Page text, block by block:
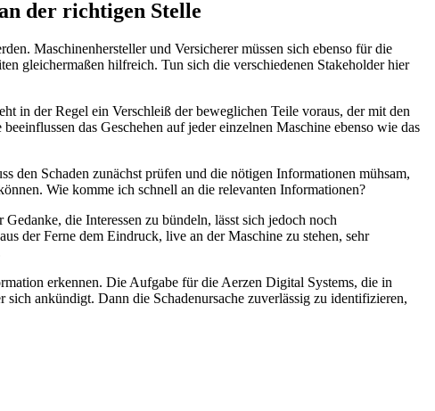
der richtigen Stelle
Maschinenhersteller und Versicherer müssen sich ebenso für die
gleichermaßen hilfreich. Tun sich die verschiedenen Stakeholder hier
in der Regel ein Verschleiß der beweglichen Teile voraus, der mit den
das Geschehen auf jeder einzelnen Maschine ebenso wie das
den Schaden zunächst prüfen und die nötigen Informationen mühsam,
Wie komme ich schnell an die relevanten Informationen?
die Interessen zu bündeln, lässt sich jedoch noch
der Ferne dem Eindruck, live an der Maschine zu stehen, sehr
erkennen. Die Aufgabe für die Aerzen Digital Systems, die in
ankündigt. Dann die Schadenursache zuverlässig zu identifizieren,